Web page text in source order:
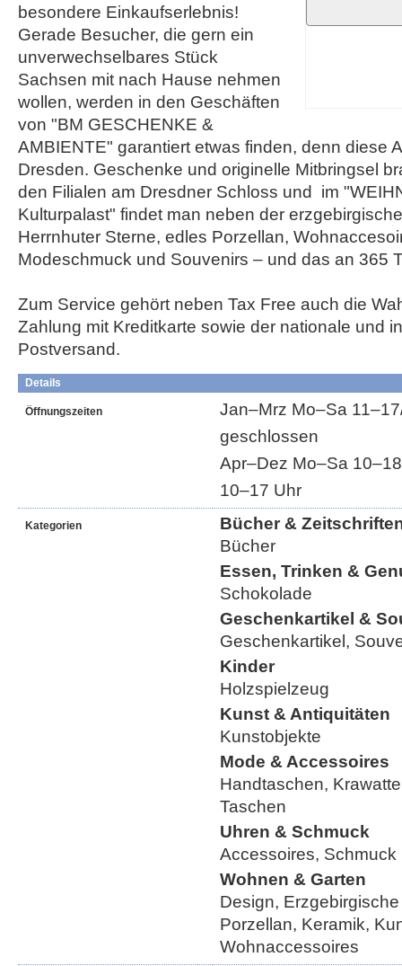
besondere Einkaufserlebnis!
Gerade Besucher, die gern ein
unverwechselbares Stück
Sachsen mit nach Hause nehmen
wollen, werden in den Geschäften
von "BM GESCHENKE &
AMBIENTE" garantiert etwas finden, denn diese
Dresden. Geschenke und originelle Mitbringsel
den Filialen am Dresdner Schloss und im
Kulturpalast" findet man neben der
Herrnhuter Sterne, edles Porzellan,
Modeschmuck und Souvenirs – und das an 365
Zum Service gehört neben Tax Free auch die
Zahlung mit Kreditkarte sowie der nationale und
Postversand.
Details
Öffnungszeiten
Jan–Mrz Mo–Sa
geschlossen
Apr–Dez Mo–Sa
10–17 Uhr
Kategorien
Bücher &
Bücher
Essen, Trinken &
Schokolade
Geschenkartikel &
Geschenkartikel,
Kinder
Holzspielzeug
Kunst & Antiquitäten
Kunstobjekte
Mode & Accessoires
Handtaschen,
Taschen
Uhren & Schmuck
Accessoires, Schmuck
Wohnen & Garten
Design,
Porzellan, Keramik,
Wohnaccessoires